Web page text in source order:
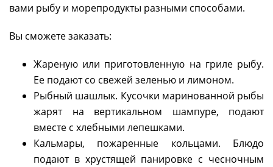
вами рыбу и морепродукты разными способами.
Вы сможете заказать:
Жареную или приготовленную на гриле рыбу.
Ее подают со свежей зеленью и лимоном.
Рыбный шашлык. Кусочки маринованной рыбы
жарят на вертикальном шампуре, подают
вместе с хлебными лепешками.
Кальмары, пожаренные кольцами. Блюдо
подают в хрустящей панировке с чесночным